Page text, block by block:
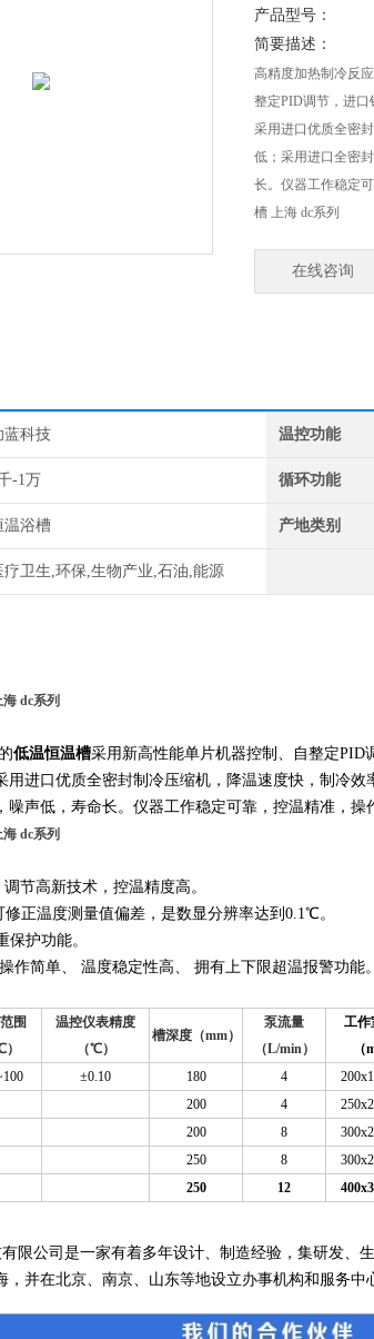
产品型号：
简要描述：
高精度加热制冷反
整定PID调节，进口
采用进口优质全密
低；采用进口全密
长。仪器工作稳定
槽 上海 dc系列
在线咨询
蓝科技 温控功能
-1万 循环功能
温浴槽 产地类别
疗卫生,环保,生物产业,石油,能源
dc系列
低温恒温槽采用新高性能单片机器控制、自整定PID
用进口优质全密封制冷压缩机，降温速度快，制冷效
噪声低，寿命长。仪器工作稳定可靠，控温精准，操
dc系列
节高新技术，控温精度高。
正温度测量值偏差，是数显分辨率达到0.1℃。
保护功能。
作简单、 温度稳定性高、 拥有上下限超温报警功能。
围
）
温控仪表精度
（℃）
槽深度（mm）
泵流量
（L/min）
工作
（
±0.10 180 4
200 4
200 8
250 8
250 12
限公司是一家有着多年设计、制造经验，集研发、
，并在北京、南京、山东等地设立办事机构和服务中